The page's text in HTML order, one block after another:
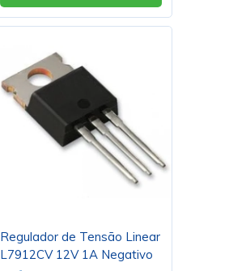
Regulador de Tensão Linear
L7912CV 12V 1A Negativo